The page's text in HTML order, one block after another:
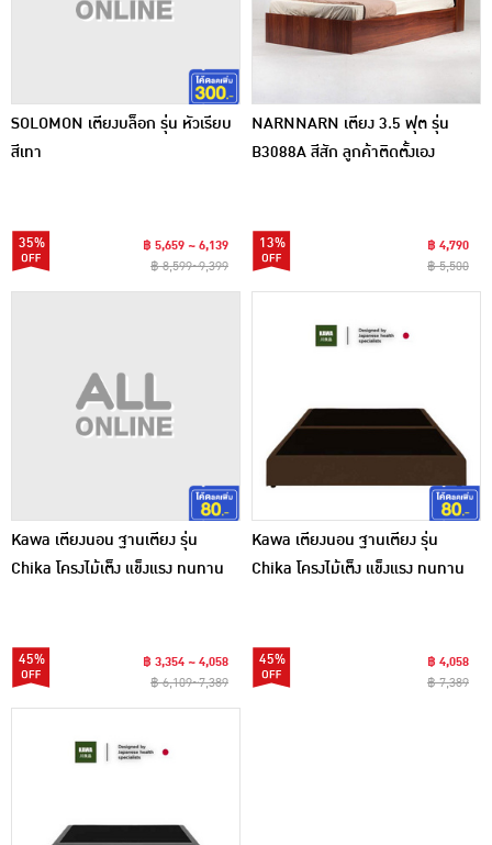
SOLOMON เตียงบล็อก รุ่น หัวเรียบ
สีเทา
35%
฿ 5,659 ~ 6,139
฿ 8,599~9,399
NARNNARN เตียง 3.5 ฟุต รุ่น
B3088A สีสัก ลูกค้าติดตั้งเอง
13%
฿ 4,790
฿ 5,500
Kawa เตียงนอน ฐานเตียง รุ่น
Chika โครงไม้เต็ง แข็งแรง ทนทาน
45%
฿ 3,354 ~ 4,058
฿ 6,109~7,389
Kawa เตียงนอน ฐานเตียง รุ่น
Chika โครงไม้เต็ง แข็งแรง ทนทาน
45%
฿ 4,058
฿ 7,389